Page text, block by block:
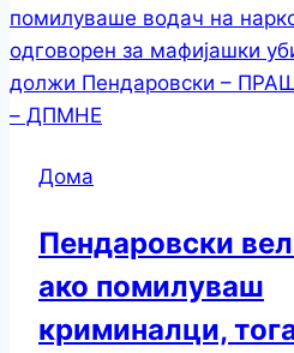
Дома
Пендаровски
ако помилуваш
криминалци,